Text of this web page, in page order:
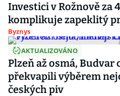
Investici v Rožnově za
komplikuje zapeklitý
Byznys
AKTUALIZOVÁNO
Plzeň až osmá, Budvar
překvapili výběrem
českých piv